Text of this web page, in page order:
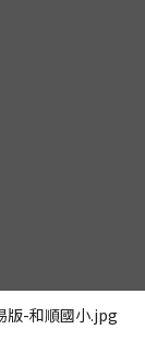
版-和順國小.jpg